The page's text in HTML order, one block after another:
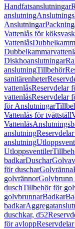
Handfatsanslutningar
anslutning
Anslutningar
Vattenlås för
Vattenlås
Diskhoanslutningar
anslutningTillbehör
sanitärenheter
vattenlåsReservdelar
vattenlåsReservdelar
för Anslutningar
Vattenlås för tvättställ
Vattenlås
anslutning
anslutning
Utloppsventiler
badkarDuschar
för duscharGolvränna
golvrännorGolvbrunn
duschTillbehör för
golvbrunnarBadkar
badkar
duschkar, d52
för avlopp